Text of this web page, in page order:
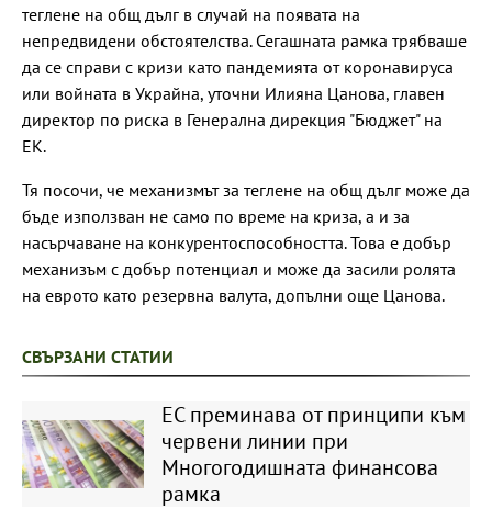
теглене на общ дълг в случай на появата на
непредвидени обстоятелства. Сегашната рамка трябваше
да се справи с кризи като пандемията от коронавируса
или войната в Украйна, уточни Илияна Цанова, главен
директор по риска в Генерална дирекция "Бюджет" на
ЕК.
Тя посочи, че механизмът за теглене на общ дълг може да
бъде използван не само по време на криза, а и за
насърчаване на конкурентоспособността. Това е добър
механизъм с добър потенциал и може да засили ролята
на еврото като резервна валута, допълни още Цанова.
СВЪРЗАНИ СТАТИИ
ЕС преминава от принципи към
червени линии при
Многогодишната финансова
рамка